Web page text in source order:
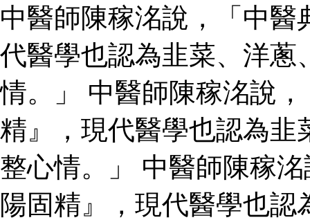
中醫師陳稼洺說，「中
代醫學也認為韭菜、洋蔥
情。」 中醫師陳稼洺說
精』，現代醫學也認為韭
整心情。」 中醫師陳稼
陽固精』，現代醫學也